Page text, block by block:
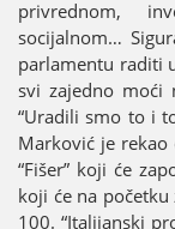
privrednom,
sociјalnom…
parlamentu raditi
svi zaјedno
“Uradili smo to i
Marković јe
“Fišer” koјi će
koјi će na
100. “Italiјanski